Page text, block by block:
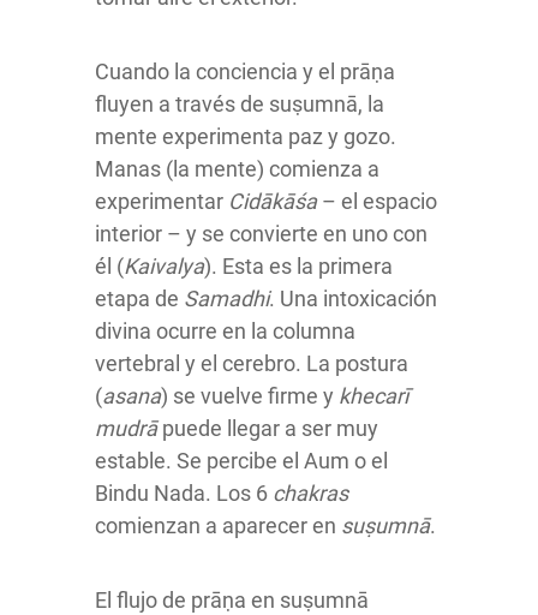
Cuando la conciencia y el prāṇa
fluyen a través de suṣumnā, la
mente experimenta paz y gozo.
Manas (la mente) comienza a
experimentar Cidākāśa– el espacio
interior – y se convierte en uno con
él (Kaivalya). Esta es la primera
etapa de Samadhi. Una intoxicación
divina ocurre en la columna
vertebral y el cerebro. La postura
(asana) se vuelve firme y khecarī
mudrāpuede llegar a ser muy
estable. Se percibe el Aum o el
Bindu Nada. Los 6 chakras
comienzan a aparecer en suṣumnā.
El flujo de prāṇa en suṣumnā